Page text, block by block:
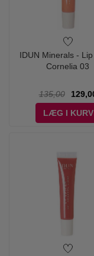
IDUN Minerals -
Cornelia 03
135,00
LÆG I KURV